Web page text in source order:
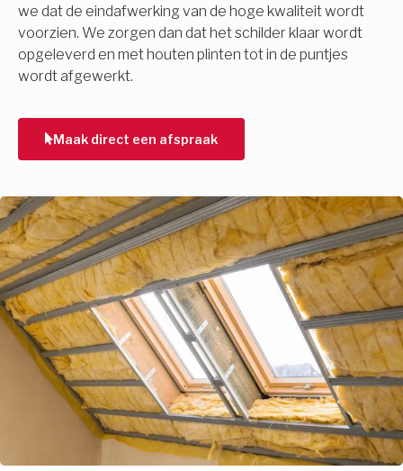
we dat de eindafwerking van de hoge kwaliteit wordt
voorzien. We zorgen dan dat het schilder klaar wordt
opgeleverd en met houten plinten tot in de puntjes
wordt afgewerkt.
Maak direct een afspraak